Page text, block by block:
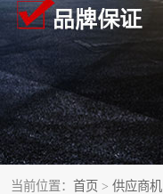
当前位置： 首页 > 供应商机